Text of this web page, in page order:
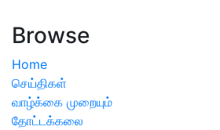
Browse
Home
செய்திகள்
வாழ்க்கை முறையும்
தோட்டக்கலை